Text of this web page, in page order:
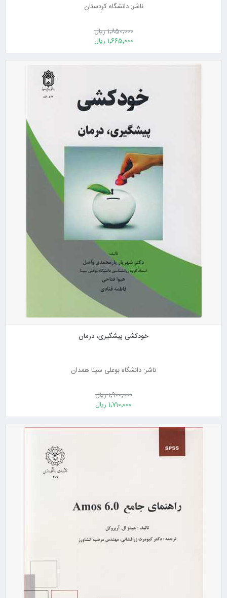
ناشر: دانشگاه کردستان
1٬850٬000 ریال
1٬665٬000 ریال
خودکشی پیشگیری، درمان
ناشر: دانشگاه بوعلی سینا همدان
1٬900٬000 ریال
1٬710٬000 ریال